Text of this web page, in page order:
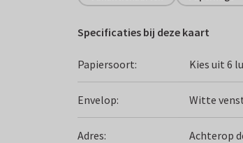
Specificaties bij deze kaart
Papiersoort: Kies uit 6
Envelop: Witte
Adres: Achterop